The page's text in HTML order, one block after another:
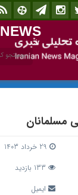
NEWS
.ir
مسلمانان
ایمیل